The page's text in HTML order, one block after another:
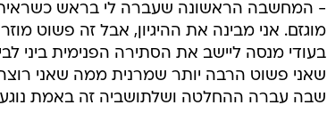
- המחשבה הראשונה שעברה לי בראש
מוגזם. אני מבינה את ההיגיון, אבל זה פשוט
בעודי מנסה ליישב את הסתירה הפנימית ביני
שאני פשוט הרבה יותר שמרנית ממה שאני
שבה עברה ההחלטה ושלתושביה זה באמת נוגע -